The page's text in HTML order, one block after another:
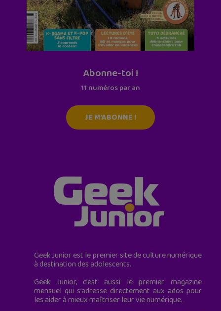
Abonne-toi !
11 numéros par an
JE M'ABONNE !
Geek Junior est le premier site de culture numérique
à destination des adolescents.
Geek Junior, c’est aussi le premier magazine
mensuel qui s’adresse directement aux ados pour
les aider à mieux maîtriser leur vie numérique.